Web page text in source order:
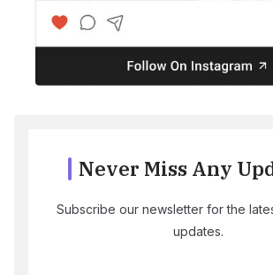
Never Miss Any
Subscribe our newsletter for the
updates.